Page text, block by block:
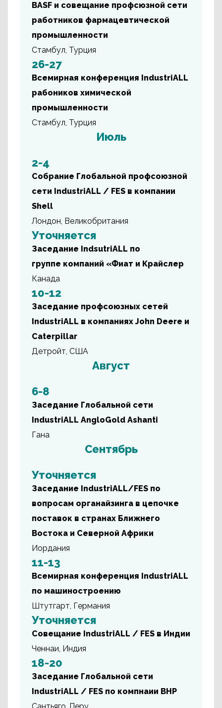
BASF и совещание профсюзной сети
работников фармацевтической
промышленности
Стамбул, Турция
26-27
Всемирная конференция IndustriALL
рабоников химической
промышленности
Стамбул, Турция
Июль
2-4
Собрание Глобальной профсоюзной
сети IndustriALL / FES в компании
Shell
Лондон, Великобритания
Уточняется
Заседание IndsutriALL по
группе компаний «Фиат и Крайслер
Канада
10-12
Заседание профсоюзных сетей
IndustriALL в компаниях John Deere и
Caterpillar
Детройт, США
Август
6-8
Заседание Глобальной сети
IndustriALL AngloGold Ashanti
Гана
Сентябрь
Уточняется
Заседание IndustriALL/FES по
вопросам органайзинга в цепочке
поставок в странах Ближнего
Востока и Северной Африки
Иордания
11-13
Всемирная конференция IndustriALL
по машиностроению
Штутгарт, Германия
Уточняется
Совещание IndustriALL / FES в Индии
Ченнаи, Индия
18-20
Заседание Глобальной сети
IndustriALL / FES по компнаии BHP